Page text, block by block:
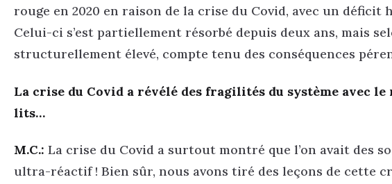
rouge en 2020 en raison de la crise du Covid, avec un déficit
Celui-ci s’est partiellement résorbé depuis deux ans, mais
structurellement élevé, compte tenu des conséquences
La crise du Covid a révélé des fragilités du système avec le
lits…
M.C.: La crise du Covid a surtout montré que l’on avait des
ultra-réactif ! Bien sûr, nous avons tiré des leçons de cette